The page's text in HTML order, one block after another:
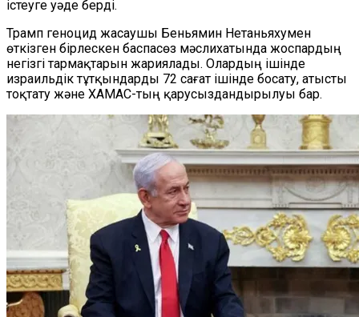
істеуге уәде берді.
Трамп геноцид жасаушы Беньямин Нетаньяхумен
өткізген бірлескен баспасөз мәслихатында жоспардың
негізгі тармақтарын жариялады. Олардың ішінде
израильдік тұтқындарды 72 сағат ішінде босату, атысты
тоқтату және ХАМАС-тың қарусыздандырылуы бар.